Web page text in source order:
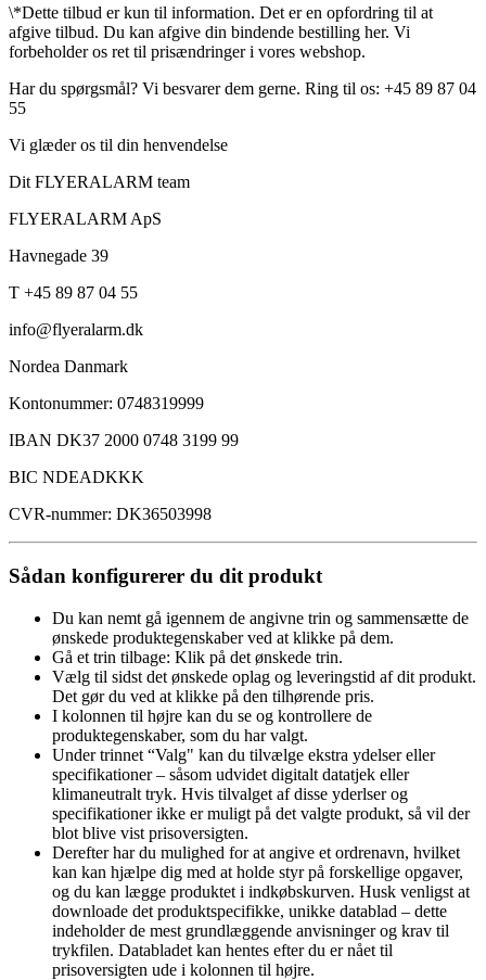
\*Dette tilbud er kun til information. Det er en opfordring til at
afgive tilbud. Du kan afgive din bindende bestilling her. Vi
forbeholder os ret til prisændringer i vores webshop.
Har du spørgsmål? Vi besvarer dem gerne. Ring til os: +45 89 87 04
55
Vi glæder os til din henvendelse
Dit FLYERALARM team
FLYERALARM ApS
Havnegade 39
T +45 89 87 04 55
info@flyeralarm.dk
Nordea Danmark
Kontonummer: 0748319999
IBAN DK37 2000 0748 3199 99
BIC NDEADKKK
CVR-nummer: DK36503998
Sådan konfigurerer du dit produkt
Du kan nemt gå igennem de angivne trin og sammensætte de
ønskede produktegenskaber ved at klikke på dem.
Gå et trin tilbage: Klik på det ønskede trin.
Vælg til sidst det ønskede oplag og leveringstid af dit produkt.
Det gør du ved at klikke på den tilhørende pris.
I kolonnen til højre kan du se og kontrollere de
produktegenskaber, som du har valgt.
Under trinnet “Valg" kan du tilvælge ekstra ydelser eller
specifikationer – såsom udvidet digitalt datatjek eller
klimaneutralt tryk. Hvis tilvalget af disse yderlser og
specifikationer ikke er muligt på det valgte produkt, så vil der
blot blive vist prisoversigten.
Derefter har du mulighed for at angive et ordrenavn, hvilket
kan kan hjælpe dig med at holde styr på forskellige opgaver,
og du kan lægge produktet i indkøbskurven. Husk venligst at
downloade det produktspecifikke, unikke datablad – dette
indeholder de mest grundlæggende anvisninger og krav til
trykfilen. Databladet kan hentes efter du er nået til
prisoversigten ude i kolonnen til højre.